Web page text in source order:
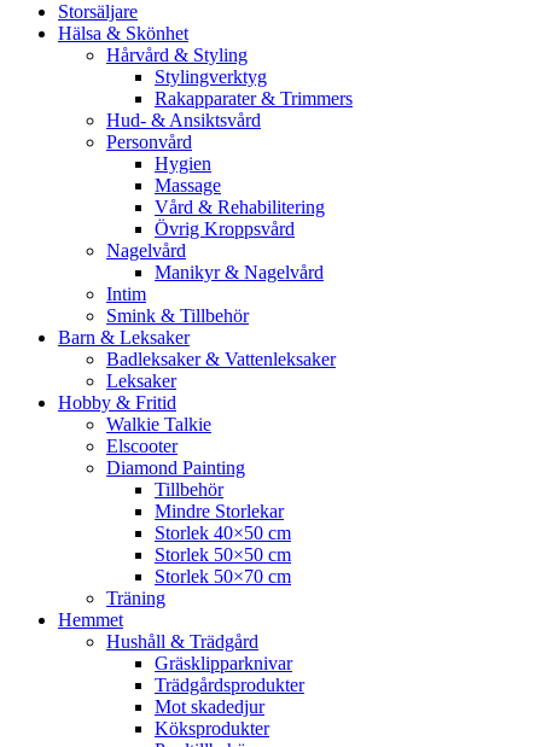
Storsäljare
Hälsa & Skönhet
Hårvård & Styling
Stylingverktyg
Rakapparater & Trimmers
Hud- & Ansiktsvård
Personvård
Hygien
Massage
Vård & Rehabilitering
Övrig Kroppsvård
Nagelvård
Manikyr & Nagelvård
Intim
Smink & Tillbehör
Barn & Leksaker
Badleksaker & Vattenleksaker
Leksaker
Hobby & Fritid
Walkie Talkie
Elscooter
Diamond Painting
Tillbehör
Mindre Storlekar
Storlek 40×50 cm
Storlek 50×50 cm
Storlek 50×70 cm
Träning
Hemmet
Hushåll & Trädgård
Gräsklipparknivar
Trädgårdsprodukter
Mot skadedjur
Köksprodukter